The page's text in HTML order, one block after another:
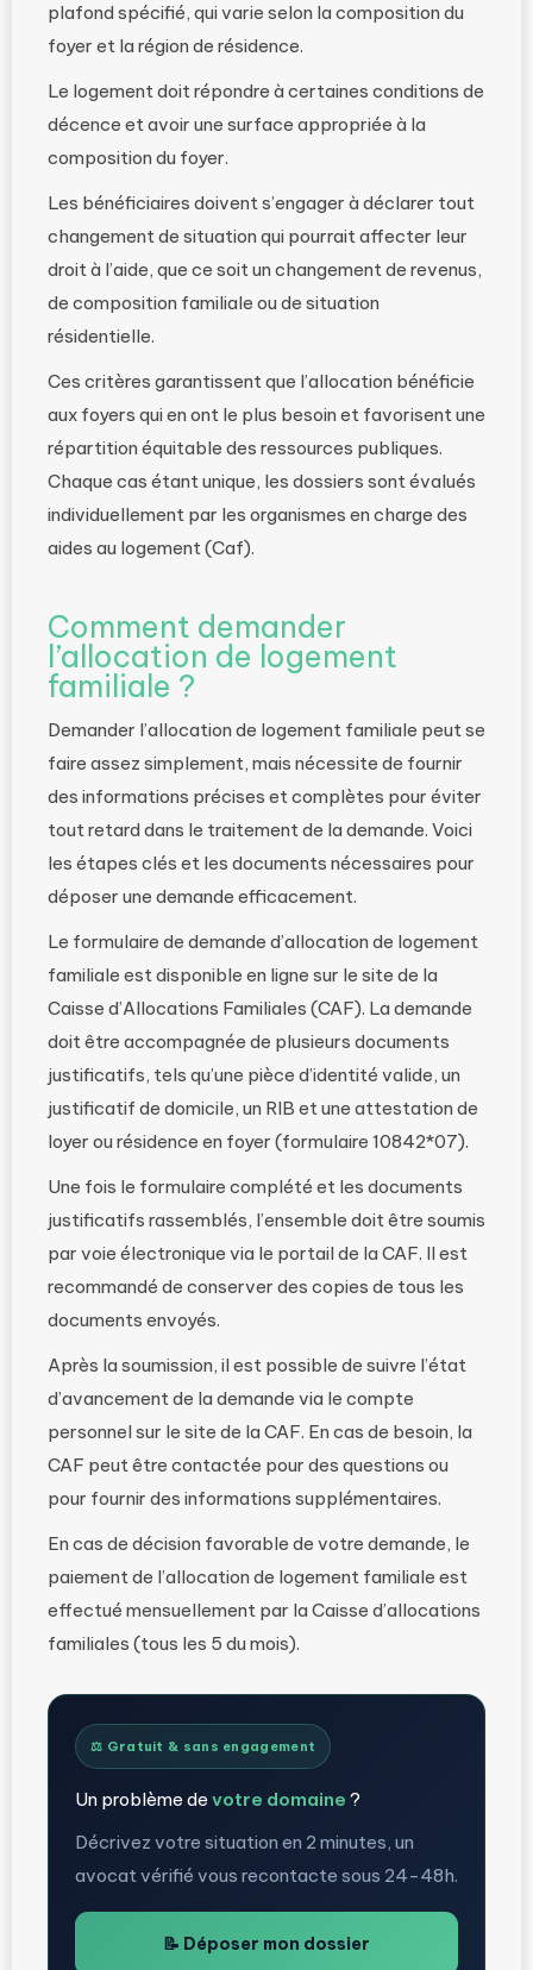
plafond spécifié, qui varie selon la composition du
foyer et la région de résidence.
Le logement doit répondre à certaines conditions de
décence et avoir une surface appropriée à la
composition du foyer.
Les bénéficiaires doivent s’engager à déclarer tout
changement de situation qui pourrait affecter leur
droit à l’aide, que ce soit un changement de revenus,
de composition familiale ou de situation
résidentielle.
Ces critères garantissent que l’allocation bénéficie
aux foyers qui en ont le plus besoin et favorisent une
répartition équitable des ressources publiques.
Chaque cas étant unique, les dossiers sont évalués
individuellement par les organismes en charge des
aides au logement (Caf).
Comment demander
l’allocation de logement
familiale ?
Demander l’allocation de logement familiale peut se
faire assez simplement, mais nécessite de fournir
des informations précises et complètes pour éviter
tout retard dans le traitement de la demande. Voici
les étapes clés et les documents nécessaires pour
déposer une demande efficacement.
Le formulaire de demande d’allocation de logement
familiale est disponible en ligne sur le site de la
Caisse d’Allocations Familiales (CAF). La demande
doit être accompagnée de plusieurs documents
justificatifs, tels qu’une pièce d’identité valide, un
justificatif de domicile, un RIB et une attestation de
loyer ou résidence en foyer (formulaire 10842*07).
Une fois le formulaire complété et les documents
justificatifs rassemblés, l’ensemble doit être soumis
par voie électronique via le portail de la CAF. Il est
recommandé de conserver des copies de tous les
documents envoyés.
Après la soumission, il est possible de suivre l’état
d’avancement de la demande via le compte
personnel sur le site de la CAF. En cas de besoin, la
CAF peut être contactée pour des questions ou
pour fournir des informations supplémentaires.
En cas de décision favorable de votre demande, le
paiement de l’allocation de logement familiale est
effectué mensuellement par la Caisse d’allocations
familiales (tous les 5 du mois).
⚖️ Gratuit & sans engagement
Un problème de votre domaine ?
Décrivez votre situation en 2 minutes, un
avocat vérifié vous recontacte sous 24-48h.
📝 Déposer mon dossier